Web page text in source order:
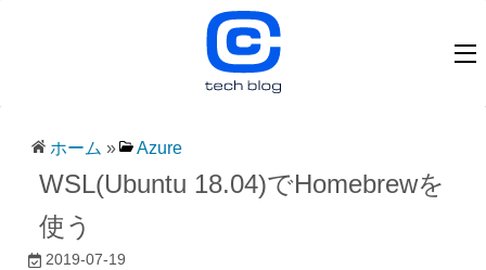
ホーム » Azure
WSL(Ubuntu 18.04)でHomebrewを
使う
2019-07-19